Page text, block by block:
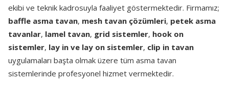
ekibi ve teknik kadrosuyla faaliyet göstermektedir. Firmamız;
baffle asma tavan, mesh tavan çözümleri, petek asma
tavanlar, lamel tavan, grid sistemler, hook on
sistemler, lay in ve lay on sistemler, clip in tavan
uygulamaları başta olmak üzere tüm asma tavan
sistemlerinde profesyonel hizmet vermektedir.